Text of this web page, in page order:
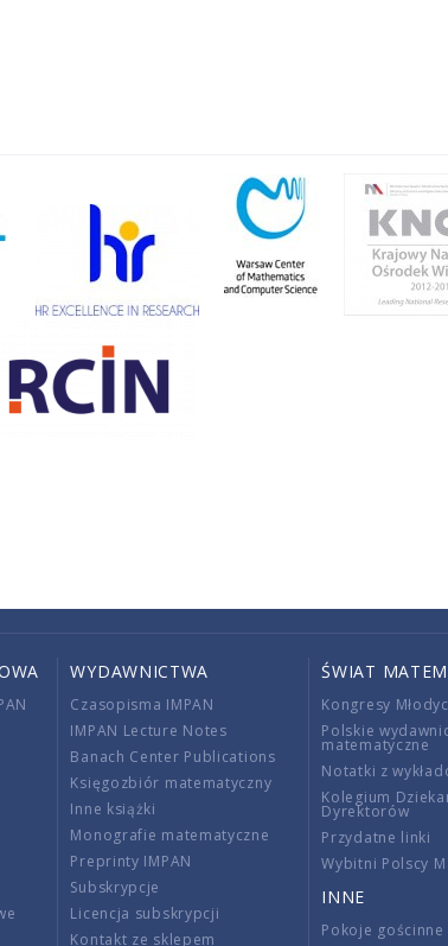
WYDAWNICTWA
Czasopisma IMPAN
IMPAN Lecture Notes
Banach Center Publications
Księgozbiór matematyczny
Inne książki
Monografie matematyczne
Preprinty IMPAN
Subskrypcje
Licencja subskrypcji
Kontakt ze sklepem
ŚWIAT
Kongresy
Polskie
matematyczne
Notatki z
Kolegium
Dyrektorów
Przydatne linki
Wybitni Polscy
INNE
Pokoje gościnne